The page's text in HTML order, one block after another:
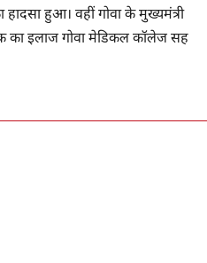
हुआ। वहीं गोवा के मुख्यमंत्री
का इलाज गोवा मेडिकल कॉलेज सह